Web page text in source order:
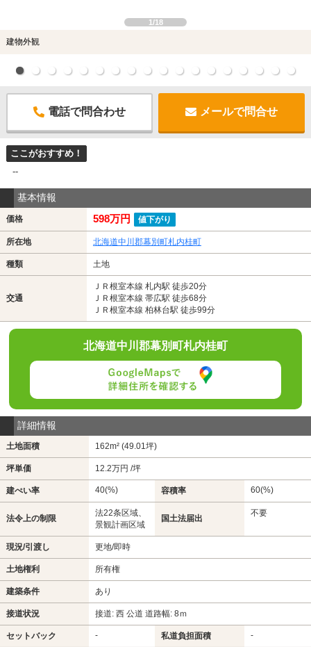
1/18
建物外観
電話で問合わせ メールで問合せ
ここがおすすめ！
--
基本情報
価格 598万円 値下がり
所在地 北海道中川郡幕別町札内桂町
種類 土地
交通
ＪＲ根室本線 札内駅 徒歩20分
ＪＲ根室本線 帯広駅 徒歩68分
ＪＲ根室本線 柏林台駅 徒歩99分
北海道中川郡幕別町札内桂町
詳細情報
土地面積 162m² (49.01坪)
坪単価 12.2万円 /坪
建ぺい率 40(%) 容積率 60(%)
法令上の制限
法22条区域、
景観計画区域
国土法届出
不要
現況/引渡し 更地/即時
土地権利 所有権
建築条件 あり
接道状況 接道: 西 公道 道路幅: 8ｍ
セットバック - 私道負担面積 -